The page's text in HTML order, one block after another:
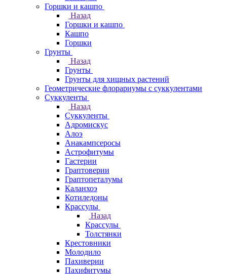
Горшки и кашпо
Назад
Горшки и кашпо
Кашпо
Горшки
Грунты
Назад
Грунты
Грунты для хищных растений
Геометрические флорариумы с суккулентами
Суккуленты
Назад
Суккуленты
Адромискус
Алоэ
Анакампсеросы
Астрофитумы
Гастерии
Граптоверии
Граптопеталумы
Каланхоэ
Котиледоны
Крассулы
Назад
Крассулы
Толстянки
Крестовники
Молодило
Пахиверии
Пахифитумы